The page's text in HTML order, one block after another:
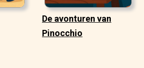
De avonturen van
Pinocchio